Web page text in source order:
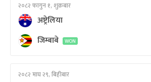
२०८२ फागुन १, शुक्रबार
अष्ट्रेलिया
जिम्बाबे
WON
२०८२ माघ २९, बिहीबार